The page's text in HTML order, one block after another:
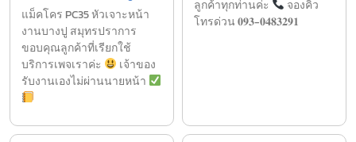
แม็คโคร PC35 หัวเจาะหน้า
งานบางปู สมุทรปราการ
ขอบคุณลูกค้าที่เรียกใช้
บริการเพจเราค่ะ
เจ้าของ
รับงานเองไม่ผ่านนายหน้า
ลูกค้าทุกท่านค่ะ
จองคิว
โทรด่วน 𝟎𝟗𝟑-𝟎𝟒𝟖𝟑𝟐𝟗𝟏